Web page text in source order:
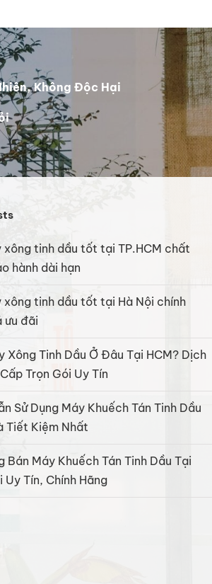
Không Độc Hại
xông tinh dầu tốt tại TP.HCM chất
hành dài hạn
xông tinh dầu tốt tại Hà Nội chính
ưu đãi
Xông Tinh Dầu Ở Đâu Tại HCM? Dịch
Trọn Gói Uy Tín
Sử Dụng Máy Khuếch Tán Tinh Dầu
Tiết Kiệm Nhất
Bán Máy Khuếch Tán Tinh Dầu Tại
Tín, Chính Hãng